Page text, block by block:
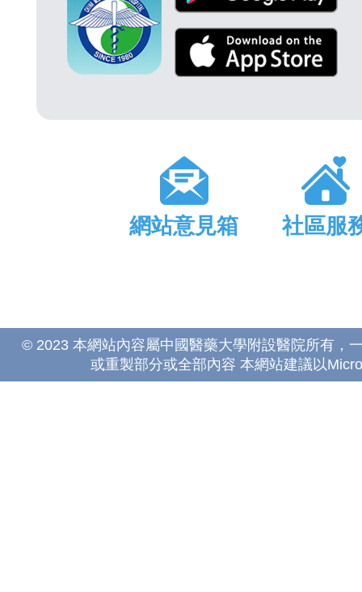
網站意見箱 社區服
© 2023 本網站內容屬中國醫藥大學附設醫院所有，
或重製部分或全部內容 本網站建議以